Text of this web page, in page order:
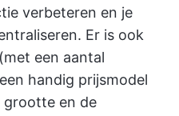
verbeteren en je
Er is ook
een aantal
handig prijsmodel
grootte en de